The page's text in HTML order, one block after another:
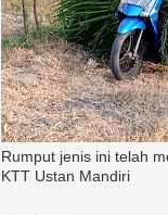
Rumput jenis ini telah
KTT Ustan Mandiri